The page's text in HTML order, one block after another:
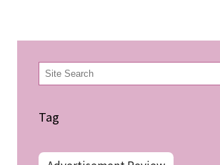
検
索
Tag